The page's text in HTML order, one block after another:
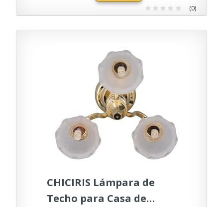
(0)
CHICIRIS Lámpara de
Techo para Casa de